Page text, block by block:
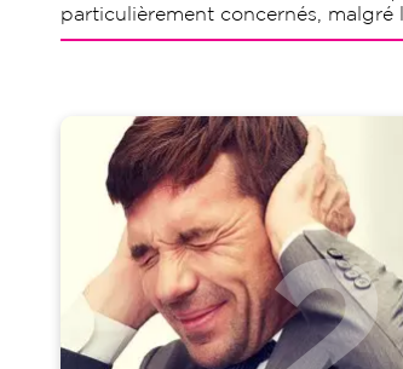
particulièrement concernés, malgré
Image